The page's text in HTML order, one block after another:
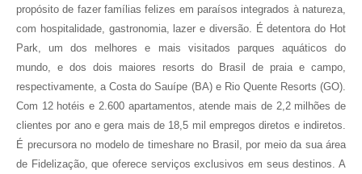
propósito de fazer famílias felizes em paraísos integrados à natureza,
com hospitalidade, gastronomia, lazer e diversão. É detentora do Hot
Park, um dos melhores e mais visitados parques aquáticos do
mundo, e dos dois maiores resorts do Brasil de praia e campo,
respectivamente, a Costa do Sauípe (BA) e Rio Quente Resorts (GO).
Com 12 hotéis e 2.600 apartamentos, atende mais de 2,2 milhões de
clientes por ano e gera mais de 18,5 mil empregos diretos e indiretos.
É precursora no modelo de timeshare no Brasil, por meio da sua área
de Fidelização, que oferece serviços exclusivos em seus destinos. A